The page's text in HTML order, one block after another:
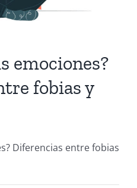
emociones?
fobias y
Diferencias entre fobias